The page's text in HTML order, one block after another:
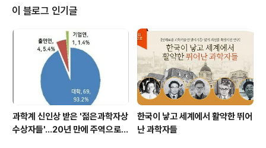
영상을 통해서 확인 가능하다. 2017 Annual Assembly
다시보기 우리 한림원과 독일레오폴디나한림원은 지난 20
12년 과학기술협력 양해각서(MOU)를 체결한 이후, 201
3년부터 매년 양국을 오가며 공동심포지엄을 개최해오고
있다. 특히 지난해 9월 열린 ‘..
이 블로그 인기글
과학계 신인상 받은 '젊은과학자상
수상자들'…20년 만에 주역으로
한국이 낳고 세계에서 활약한 뛰어
난 과학자들